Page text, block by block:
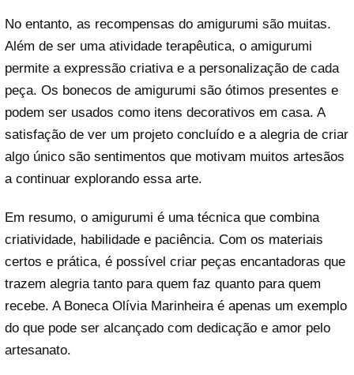
No entanto, as recompensas do amigurumi são muitas.
Além de ser uma atividade terapêutica, o amigurumi
permite a expressão criativa e a personalização de cada
peça. Os bonecos de amigurumi são ótimos presentes e
podem ser usados como itens decorativos em casa. A
satisfação de ver um projeto concluído e a alegria de criar
algo único são sentimentos que motivam muitos artesãos
a continuar explorando essa arte.
Em resumo, o amigurumi é uma técnica que combina
criatividade, habilidade e paciência. Com os materiais
certos e prática, é possível criar peças encantadoras que
trazem alegria tanto para quem faz quanto para quem
recebe. A Boneca Olívia Marinheira é apenas um exemplo
do que pode ser alcançado com dedicação e amor pelo
artesanato.